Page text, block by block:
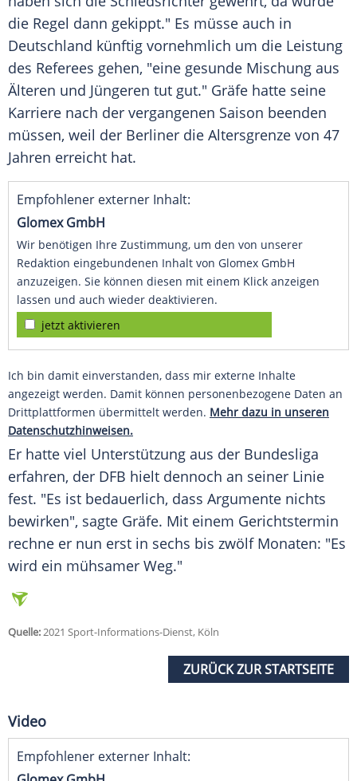
die Regel dann gekippt." Es müsse auch in
Deutschland künftig vornehmlich um die Leistung
des Referees gehen, "eine gesunde Mischung aus
Älteren und Jüngeren tut gut." Gräfe hatte seine
Karriere nach der vergangenen Saison beenden
müssen, weil der Berliner die Altersgrenze von 47
Jahren erreicht hat.
Empfohlener externer Inhalt:
Glomex GmbH
Wir benötigen Ihre Zustimmung, um den von unserer
Redaktion eingebundenen Inhalt von Glomex GmbH
anzuzeigen. Sie können diesen mit einem Klick anzeigen
lassen und auch wieder deaktivieren.
jetzt aktivieren
Ich bin damit einverstanden, dass mir externe Inhalte
angezeigt werden. Damit können personenbezogene Daten an
Drittplattformen übermittelt werden. Mehr dazu in unseren
Datenschutzhinweisen.
Er hatte viel Unterstützung aus der Bundesliga
erfahren, der DFB hielt dennoch an seiner Linie
fest. "Es ist bedauerlich, dass Argumente nichts
bewirken", sagte Gräfe. Mit einem Gerichtstermin
rechne er nun erst in sechs bis zwölf Monaten: "Es
wird ein mühsamer Weg."
Quelle:2021 Sport-Informations-Dienst, Köln
ZURÜCK ZUR STARTSEITE
Video
Empfohlener externer Inhalt: